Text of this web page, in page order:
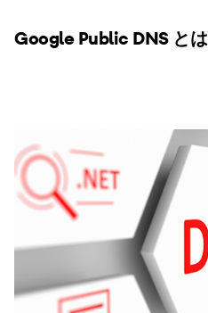
Google Public DNS とは